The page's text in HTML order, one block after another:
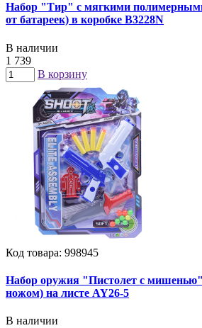
Набор "Тир" с мягкими
от батареек) в коробке B3228N
В наличии
1 739
В корзину
Код товара: 998945
Набор оружия "Пистолет с
ножом) на листе AY26-5
В наличии